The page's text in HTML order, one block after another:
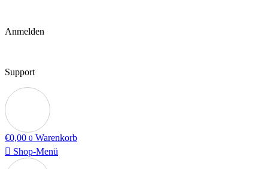
Anmelden
Support
€0,00 0 Warenkorb
Shop-Menü